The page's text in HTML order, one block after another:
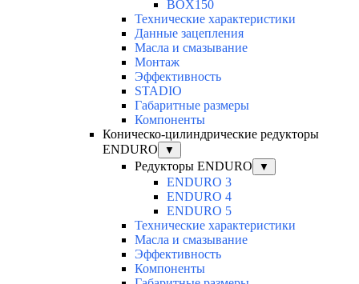
BOX150
Технические характеристики
Данные зацепления
Масла и смазывание
Монтаж
Эффективность
STADIO
Габаритные размеры
Компоненты
Коническо-цилиндрические редукторы
ENDURO
▼
Редукторы ENDURO ▼
ENDURO 3
ENDURO 4
ENDURO 5
Технические характеристики
Масла и смазывание
Эффективность
Компоненты